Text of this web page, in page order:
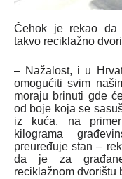
Čehok je rekao da
takvo reciklažno
– Nažalost, i u
omogućiti svim
moraju brinuti gde
od boje koja se
iz kuća, na
kilograma
preuređuje stan –
da je za
reciklažnom dvorištu